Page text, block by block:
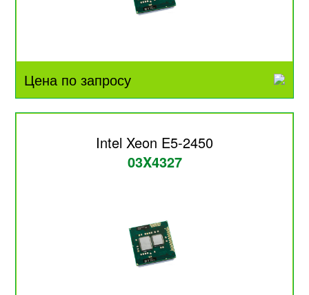
Цена по запросу
Intel Xeon E5-2450
03X4327